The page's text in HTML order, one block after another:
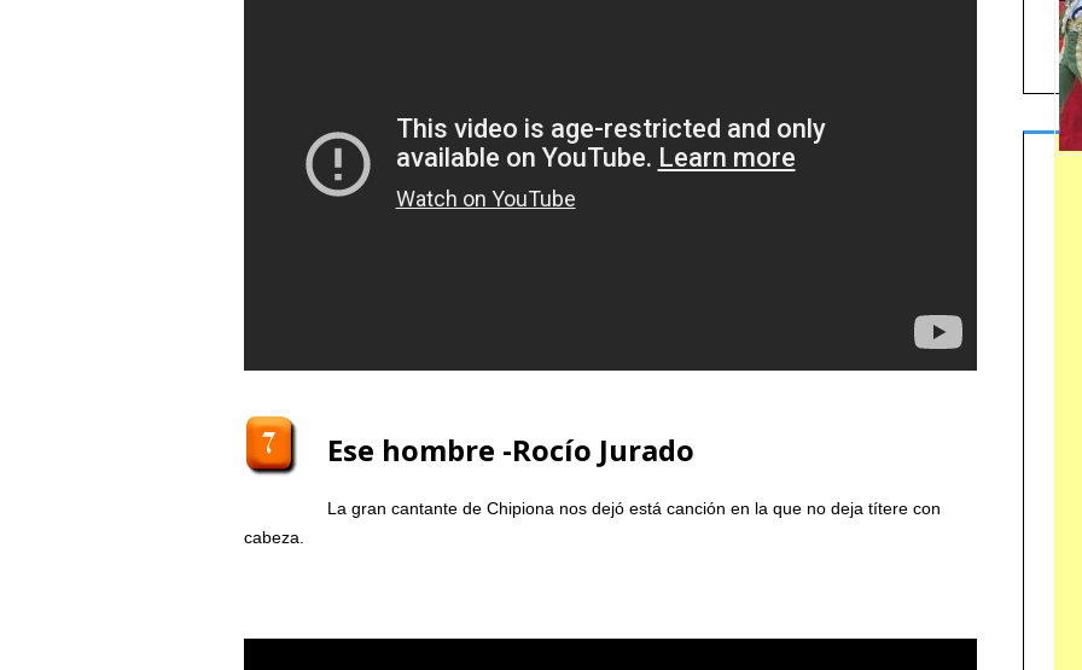
Ese hombre -Rocío Jurado
La gran cantante de Chipiona nos dejó está canción en la que no deja títere con
cabeza.